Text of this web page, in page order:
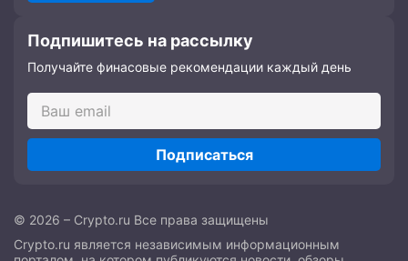
Подпишитесь на рассылку
Получайте финасовые рекомендации каждый день
Подписаться
© 2026 – Crypto.ru Все права защищены
Crypto.ru является независимым информационным